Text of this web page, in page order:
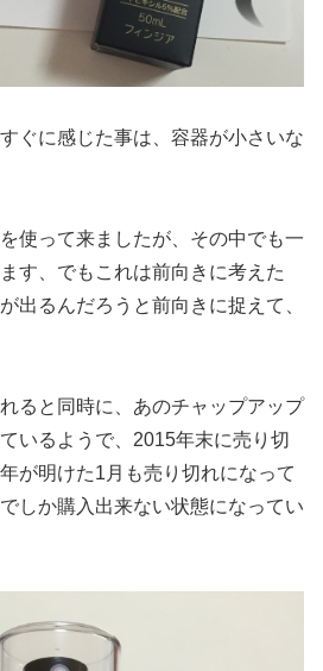
ぐに感じた事は、容器が小さいな
使って来ましたが、その中でも一
す、でもこれは前向きに考えた
出るんだろうと前向きに捉えて、
ると同時に、あのチャップアップ
いるようで、2015年末に売り切
が明けた1月も売り切れになって
しか購入出来ない状態になってい